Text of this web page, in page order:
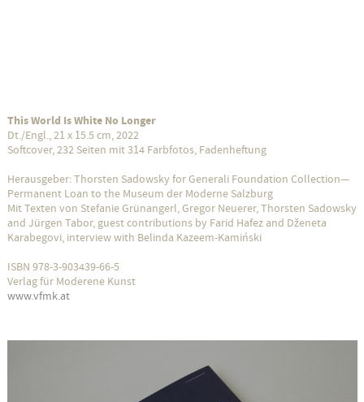
This World Is White No Longer
Dt./Engl., 21 x 15.5 cm, 2022
Softcover, 232 Seiten mit 314 Farbfotos, Fadenheftung
Herausgeber: Thorsten Sadowsky for Generali Foundation Collection—
Permanent Loan to the Museum der Moderne Salzburg
Mit Texten von Stefanie Grünangerl, Gregor Neuerer, Thorsten Sadowsky
and Jürgen Tabor, guest contributions by Farid Hafez and Dženeta
Karabegovi, interview with Belinda Kazeem-Kamiński
ISBN 978-3-903439-66-5
Verlag für Moderene Kunst
www.vfmk.at